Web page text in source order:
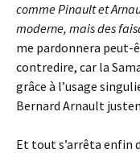
comme Pinault et
moderne, mais des
me pardonnera peut-
contredire, car la
grâce à l’usage
Bernard Arnault
Et tout s’arrêta enfin